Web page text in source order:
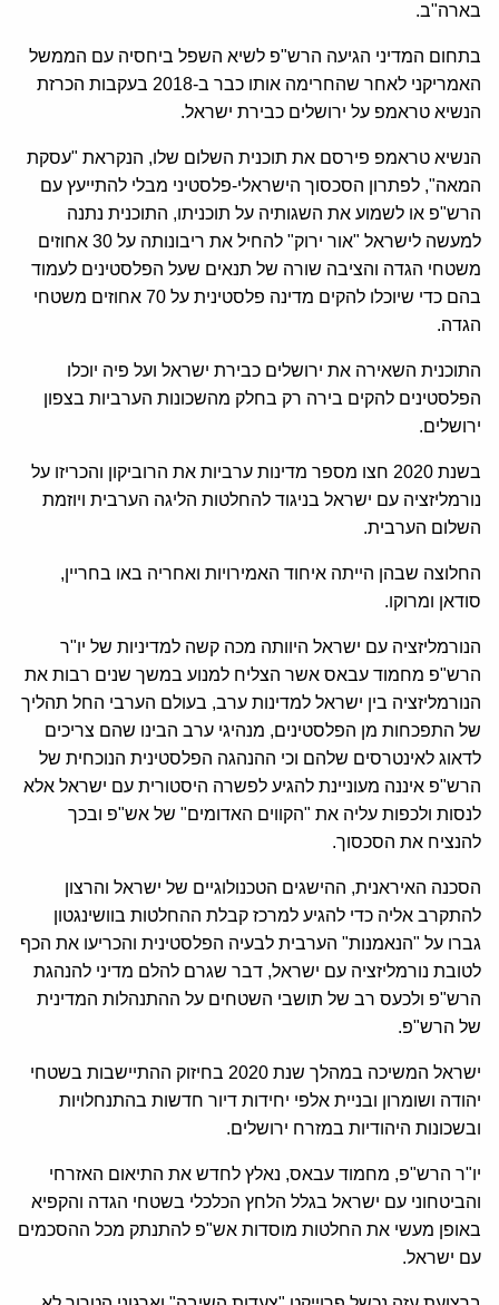
בארה"ב.
בתחום המדיני הגיעה הרש"פ לשיא השפל ביחסיה עם הממשל
האמריקני לאחר שהחרימה אותו כבר ב-2018 בעקבות הכרזת
הנשיא טראמפ על ירושלים כבירת ישראל.
הנשיא טראמפ פירסם את תוכנית השלום שלו, הנקראת "עסקת
המאה", לפתרון הסכסוך הישראלי-פלסטיני מבלי להתייעץ עם
הרש"פ או לשמוע את השגותיה על תוכניתו, התוכנית נתנה
למעשה לישראל "אור ירוק" להחיל את ריבונותה על 30 אחוזים
משטחי הגדה והציבה שורה של תנאים שעל הפלסטינים לעמוד
בהם כדי שיוכלו להקים מדינה פלסטינית על 70 אחוזים משטחי
הגדה.
התוכנית השאירה את ירושלים כבירת ישראל ועל פיה יוכלו
הפלסטינים להקים בירה רק בחלק מהשכונות הערביות בצפון
ירושלים.
בשנת 2020 חצו מספר מדינות ערביות את הרוביקון והכריזו על
נורמליזציה עם ישראל בניגוד להחלטות הליגה הערבית ויוזמת
השלום הערבית.
החלוצה שבהן הייתה איחוד האמירויות ואחריה באו בחריין,
סודאן ומרוקו.
הנורמליזציה עם ישראל היוותה מכה קשה למדיניות של יו"ר
הרש"פ מחמוד עבאס אשר הצליח למנוע במשך שנים רבות את
הנורמליזציה בין ישראל למדינות ערב, בעולם הערבי החל תהליך
של התפכחות מן הפלסטינים, מנהיגי ערב הבינו שהם צריכים
לדאוג לאינטרסים שלהם וכי ההנהגה הפלסטינית הנוכחית של
הרש"פ איננה מעוניינת להגיע לפשרה היסטורית עם ישראל אלא
לנסות ולכפות עליה את "הקווים האדומים" של אש"פ ובכך
להנציח את הסכסוך.
הסכנה האיראנית, ההישגים הטכנולוגיים של ישראל והרצון
להתקרב אליה כדי להגיע למרכז קבלת ההחלטות בוושינגטון
גברו על "הנאמנות" הערבית לבעיה הפלסטינית והכריעו את הכף
לטובת נורמליזציה עם ישראל, דבר שגרם להלם מדיני להנהגת
הרש"פ ולכעס רב של תושבי השטחים על ההתנהלות המדינית
של הרש"פ.
ישראל המשיכה במהלך שנת 2020 בחיזוק ההתיישבות בשטחי
יהודה ושומרון ובניית אלפי יחידות דיור חדשות בהתנחלויות
ובשכונות היהודיות במזרח ירושלים.
יו"ר הרש"פ, מחמוד עבאס, נאלץ לחדש את התיאום האזרחי
והביטחוני עם ישראל בגלל הלחץ הכלכלי בשטחי הגדה והקפיא
באופן מעשי את החלטות מוסדות אש"פ להתנתק מכל ההסכמים
עם ישראל.